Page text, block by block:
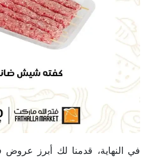
في النهاية، قدمنا لك أبرز عروض